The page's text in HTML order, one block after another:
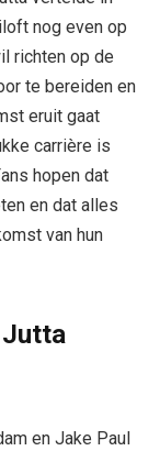
nog even op
richten op de
te bereiden en
eruit gaat
carrière is
hopen dat
en dat alles
van hun
Jutta
en Jake Paul